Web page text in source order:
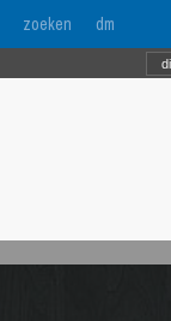
zoeken dm